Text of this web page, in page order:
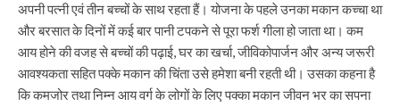
अपनी पत्नी एवं तीन बच्चों के साथ रहता हैं। योजना के पहले उनका मकान कच्चा था
और बरसात के दिनों में कई बार पानी टपकने से पूरा फर्श गीला हो जाता था। कम
आय होने की वजह से बच्चों की पढ़ाई, घर का खर्चा, जीविकोपार्जन और अन्य जरूरी
आवश्यकता सहित पक्के मकान की चिंता उसे हमेशा बनी रहती थी। उसका कहना है
कि कमजोर तथा निम्न आय वर्ग के लोगों के लिए पक्का मकान जीवन भर का सपना